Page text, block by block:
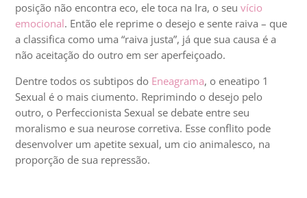
posição não encontra eco, ele toca na Ira, o seuvício
emocional. Então ele reprime o desejo e sente raiva – que
a classifica como uma “raiva justa”, já que sua causa é a
não aceitação do outro em ser aperfeiçoado.
Dentre todos os subtipos do Eneagrama, o eneatipo 1
Sexual é o mais ciumento. Reprimindo o desejo pelo
outro, o Perfeccionista Sexual se debate entre seu
moralismo e sua neurose corretiva. Esse conflito pode
desenvolver um apetite sexual, um cio animalesco, na
proporção de sua repressão.